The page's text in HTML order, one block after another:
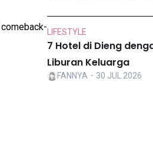
LIFESTYLE
7 Hotel di Dieng
Liburan Keluarga
FANNYA ・30 JUL 2026